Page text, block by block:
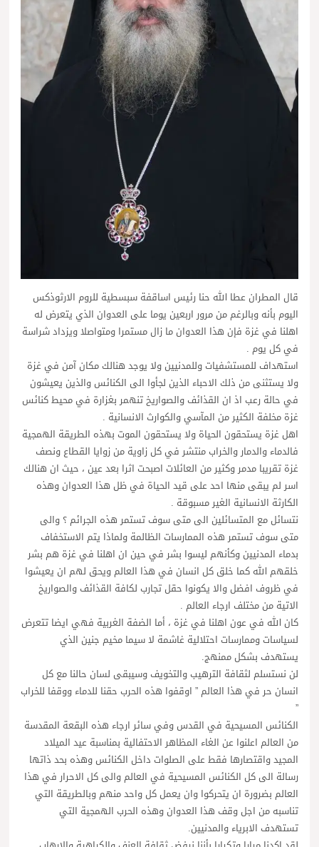
قال المطران عطا الله حنا رئيس اساقفة سبسطية للروم الارثوذكس
اليوم بأنه وبالرغم من مرور اربعين يوما على العدوان الذي يتعرض له
اهلنا في غزة فإن هذا العدوان ما زال مستمرا ومتواصلا ويزداد شراسة
في كل يوم .
استهداف للمستشفيات وللمدنيين ولا يوجد هنالك مكان آمن في غزة
ولا يستثنى من ذلك الاحباء الذين لجأوا الى الكنائس والذين يعيشون
في حالة رعب اذ ان القذائف والصواريخ تنهمر بغزارة في محيط كنائس
غزة مخلفة الكثير من المآسي والكوارث الانسانية .
اهل غزة يستحقون الحياة ولا يستحقون الموت بهذه الطريقة الهمجية
فالدماء والدمار والخراب منتشر في كل زاوية من زوايا القطاع ونصف
غزة تقريبا مدمر وكثير من العائلات اصبحت اثرا بعد عين ، حيث ان هنالك
اسر لم يبقى منها احد على قيد الحياة في ظل هذا العدوان وهذه
الكارثة الانسانية الغير مسبوقة .
نتسائل مع المتسائلين الى متى سوف تستمر هذه الجرائم ؟ والى
متى سوف تستمر هذه الممارسات الظالمة ولماذا يتم الاستخفاف
بدماء المدنيين وكأنهم ليسوا بشر في حين ان اهلنا في غزة هم بشر
خلقهم الله كما خلق كل انسان في هذا العالم ويحق لهم ان يعيشوا
في ظروف افضل والا يكونوا حقل تجارب لكافة القذائف والصواريخ
الاتية من مختلف ارجاء العالم .
كان الله في عون اهلنا في غزة ، أما الضفة الغربية فهي ايضا تتعرض
لسياسات وممارسات احتلالية غاشمة لا سيما مخيم جنين الذي
يستهدف بشكل ممنهج.
لن نستسلم لثقافة الترهيب والتخويف وسيبقى لسان حالنا مع كل
انسان حر في هذا العالم ” اوقفوا هذه الحرب حقنا للدماء ووقفا للخراب
”
الكنائس المسيحية في القدس وفي سائر ارجاء هذه البقعة المقدسة
من العالم اعلنوا عن الغاء المظاهر الاحتفالية بمناسبة عيد الميلاد
المجيد واقتصارها فقط على الصلوات داخل الكنائس وهذه بحد ذاتها
رسالة الى كل الكنائس المسيحية في العالم والى كل الاحرار في هذا
العالم بضرورة ان يتحركوا وان يعمل كل واحد منهم وبالطريقة التي
تناسبه من اجل وقف هذا العدوان وهذه الحرب الهمجية التي
تستهدف الابرياء والمدنيين.